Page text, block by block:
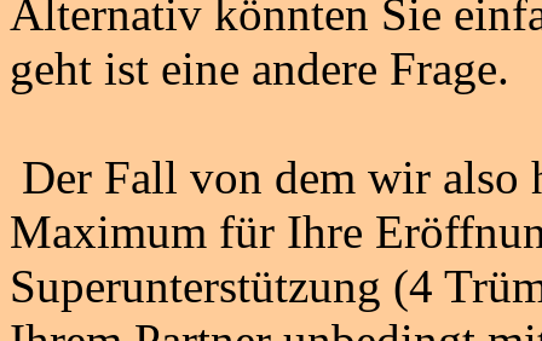
Alternativ könnten Sie
geht ist eine andere Frage.
Der Fall von dem wir also
Maximum für Ihre
Superunterstützung (4